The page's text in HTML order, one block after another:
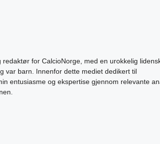
for CalcioNorge, med en urokkelig
var barn. Innenfor dette mediet dedikert til
entusiasme og ekspertise gjennom relevante